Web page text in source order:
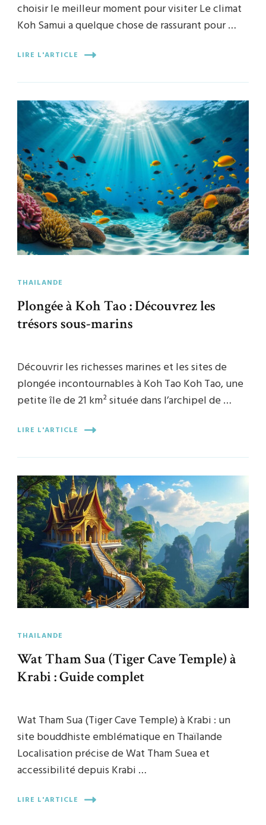
choisir le meilleur moment pour visiter Le climat
Koh Samui a quelque chose de rassurant pour …
LIRE L'ARTICLE
THAILANDE
Plongée à Koh Tao : Découvrez les
trésors sous-marins
Découvrir les richesses marines et les sites de
plongée incontournables à Koh Tao Koh Tao, une
petite île de 21 km² située dans l’archipel de …
LIRE L'ARTICLE
THAILANDE
Wat Tham Sua (Tiger Cave Temple) à
Krabi : Guide complet
Wat Tham Sua (Tiger Cave Temple) à Krabi : un
site bouddhiste emblématique en Thaïlande
Localisation précise de Wat Tham Suea et
accessibilité depuis Krabi …
LIRE L'ARTICLE